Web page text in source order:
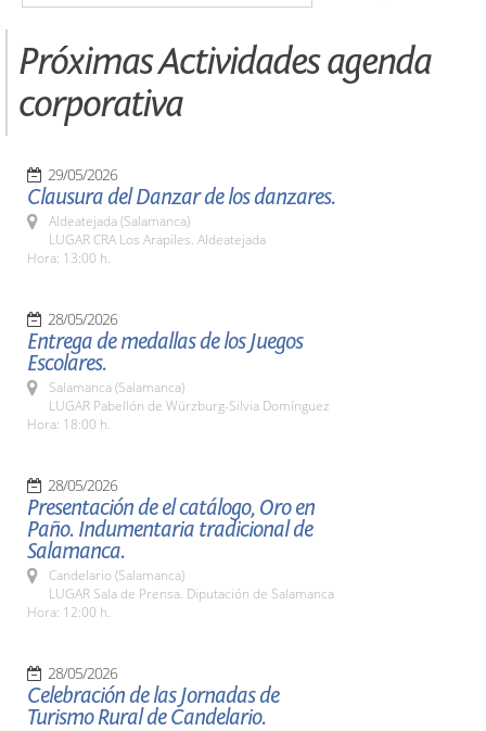
Próximas Actividades agenda
corporativa
29/05/2026
Clausura del Danzar de los danzares.
Aldeatejada (Salamanca)
LUGAR CRA Los Arapiles. Aldeatejada
Hora: 13:00 h.
28/05/2026
Entrega de medallas de los Juegos
Escolares.
Salamanca (Salamanca)
LUGAR Pabellón de Würzburg-Silvia Domínguez
Hora: 18:00 h.
28/05/2026
Presentación de el catálogo, Oro en
Paño. Indumentaria tradicional de
Salamanca.
Candelario (Salamanca)
LUGAR Sala de Prensa. Diputación de Salamanca
Hora: 12:00 h.
28/05/2026
Celebración de las Jornadas de
Turismo Rural de Candelario.